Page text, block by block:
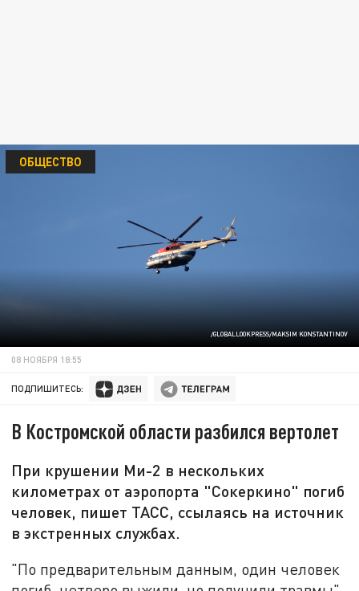
/GLOBALLOOKPRESS/MAKSIM KONSTANTINOV
ОБЩЕСТВО
08 НОЯБРЯ 18:55
ПОДПИШИТЕСЬ:
В Костромской области разбился вертолет
При крушении Ми-2 в нескольких
километрах от аэропорта "Сокеркино" погиб
человек, пишет ТАСС, ссылаясь на источник
в экстренных службах.
"По предварительным данным, один человек